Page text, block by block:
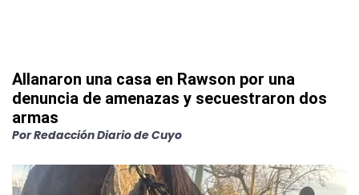
Allanaron una casa en Rawson por una
denuncia de amenazas y secuestraron dos
armas
PorRedacción Diario de Cuyo